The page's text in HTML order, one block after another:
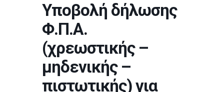
Υποβολή δήλωσης
Φ.Π.Α.
(χρεωστικής –
μηδενικής –
πιστωτικής) για